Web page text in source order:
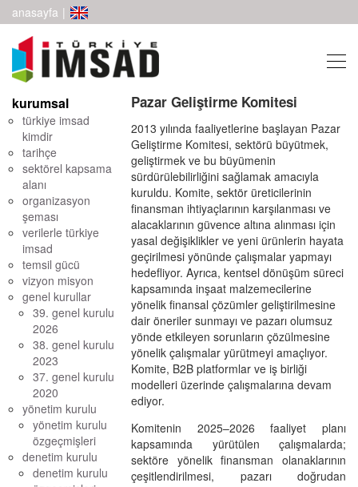
anasayfa |
kurumsal
türkiye imsad
kimdir
tarihçe
sektörel kapsama
alanı
organizasyon
şeması
verilerle türkiye
imsad
temsil gücü
vizyon misyon
genel kurullar
39. genel kurulu
2026
38. genel kurulu
2023
37. genel kurulu
2020
yönetim kurulu
yönetim kurulu
özgeçmişleri
denetim kurulu
denetim kurulu
Pazar Geliştirme Komitesi
2013 yılında faaliyetlerine başlayan Pazar
Geliştirme Komitesi, sektörü büyütmek,
geliştirmek ve bu büyümenin
sürdürülebilirliğini sağlamak amacıyla
kuruldu. Komite, sektör üreticilerinin
finansman ihtiyaçlarının karşılanması ve
alacaklarının güvence altına alınması için
yasal değişiklikler ve yeni ürünlerin hayata
geçirilmesi yönünde çalışmalar yapmayı
hedefliyor. Ayrıca, kentsel dönüşüm süreci
kapsamında inşaat malzemecilerine
yönelik finansal çözümler geliştirilmesine
dair öneriler sunmayı ve pazarı olumsuz
yönde etkileyen sorunların çözülmesine
yönelik çalışmalar yürütmeyi amaçlıyor.
Komite, B2B platformlar ve iş birliği
modelleri üzerinde çalışmalarına devam
ediyor.
Komitenin 2025–2026 faaliyet planı
kapsamında yürütülen çalışmalarda;
sektöre yönelik finansman olanaklarının
çeşitlendirilmesi, pazarı doğrudan